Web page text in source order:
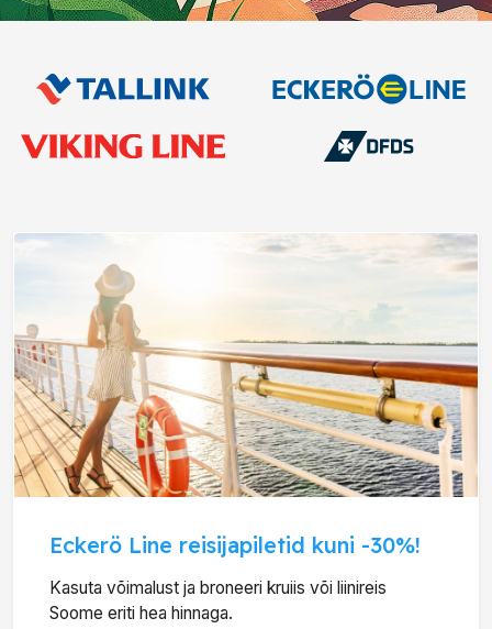
Eckerö Line reisijapiletid kuni -30%!
Kasuta võimalust ja broneeri kruiis või liinireis
Soome eriti hea hinnaga.